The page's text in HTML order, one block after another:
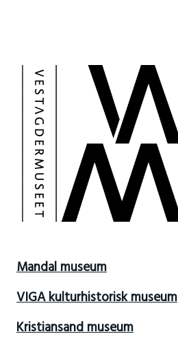
Mandal museum
VIGA kulturhistorisk museum
Kristiansand museum